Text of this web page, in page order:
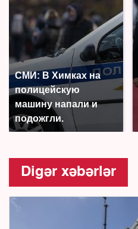
СМИ: В Химках на
полицейскую
машину напали и
подожгли.
Digər xəbərlər